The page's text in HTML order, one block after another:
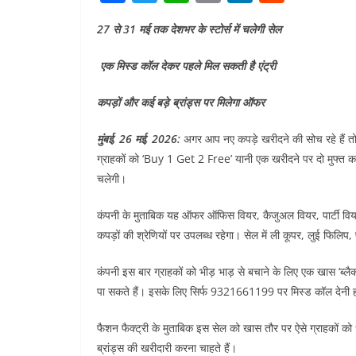
c
e
b
o
o
k
w
itt
er
h
at
s
A
p
p
m
ai
l
n
k
e
dI
n
27 से 31 मई तक देशभर के स्टोर्स में चलेगी सेल
एक मिस्ड कॉल देकर पहले मिल सकती है एंट्री
कपड़ों और कई बड़े ब्रांड्स पर मिलेगा ऑफर
मुंबई, 26 मई, 2026: अगर आप नए कपड़े खरीदने की सोच रहे हैं
ग्राहकों को ‘Buy 1 Get 2 Free’ यानी एक खरीदने पर दो
चलेगी।
कंपनी के मुताबिक यह ऑफर ऑफिस वियर, कैजुअल वियर, पार्टी
कपड़ों की श्रेणियों पर उपलब्ध रहेगा। सेल में ली कूपर, लुई
कंपनी इस बार ग्राहकों को भीड़ भाड़ से बचाने के लिए एक खास
पा सकते हैं। इसके लिए सिर्फ 9321661199 पर मिस्ड कॉल देनी
फैशन फैक्ट्री के मुताबिक इस सेल को खास तौर पर ऐसे ग्राहकों को
ब्रांड्स की खरीदारी करना चाहते हैं।